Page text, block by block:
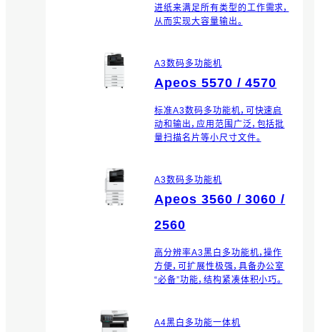
进纸来满足所有类型的工作需求，
从而实现大容量输出。
A3数码多功能机
Apeos 5570 / 4570
标准A3数码多功能机，可快速启
动和输出，应用范围广泛，包括批
量扫描名片等小尺寸文件。
A3数码多功能机
Apeos 3560 / 3060 /
2560
高分辨率A3黑白多功能机，操作
方便，可扩展性极强，具备办公室
“必备”功能，结构紧凑体积小巧。
A4黑白多功能一体机